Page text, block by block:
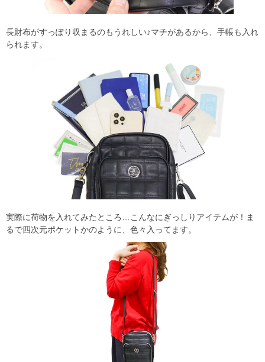
長財布がすっぽり収まるのもうれしい♪マチがあるから、手帳も入れ
られます。
実際に荷物を入れてみたところ…こんなにぎっしりアイテムが！ま
るで四次元ポケットかのように、色々入ってます。